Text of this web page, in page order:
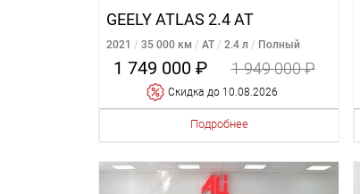
GEELY ATLAS 2.4 AT
2021 35 000 км AT 2.4 л Полный
1 749 000 ₽ 1 949 000 ₽
Cкидка до 10.08.2026
Подробнее